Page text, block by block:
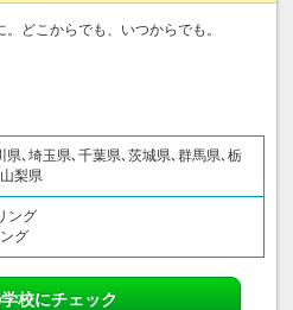
。どこからでも、いつからでも。
県､埼玉県､千葉県､茨城県､群馬県､栃
梨県
ング
グ
校にチェック